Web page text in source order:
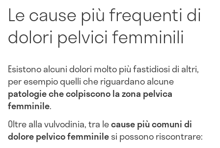
Le cause più frequenti di
dolori pelvici femminili
Esistono alcuni dolori molto più fastidiosi di altri,
per esempio quelli che riguardano alcune
patologie che colpiscono la zona pelvica
femminile.
Oltre alla vulvodinia, tra lecause più comuni di
dolore pelvico femminilesi possono riscontrare: